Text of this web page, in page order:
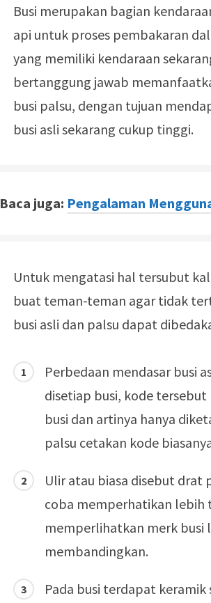
Busi merupakan bagian
api untuk proses pembakaran
yang memiliki kendaraan
bertanggung jawab
busi palsu, dengan tujuan
busi asli sekarang cukup tinggi.
Baca juga: Pengalaman
Untuk mengatasi hal tersubut
buat teman-teman agar tidak
busi asli dan palsu dapat
Perbedaan mendasar busi
disetiap busi, kode
busi dan artinya hanya
palsu cetakan kode
Ulir atau biasa disebut drat
coba memperhatikan lebih
memperlihatkan merk busi
membandingkan.
Pada busi terdapat